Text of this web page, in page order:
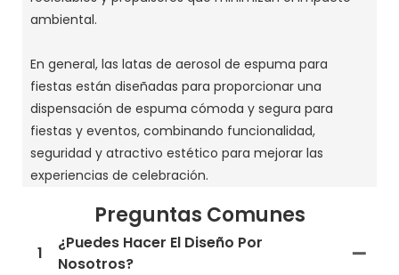
ambiental.
En general, las latas de aerosol de espuma para
fiestas están diseñadas para proporcionar una
dispensación de espuma cómoda y segura para
fiestas y eventos, combinando funcionalidad,
seguridad y atractivo estético para mejorar las
experiencias de celebración.
Preguntas Comunes
1
¿Puedes Hacer El Diseño Por
Nosotros?